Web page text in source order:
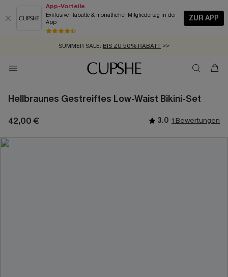
App-Vorteile
Exklusive Rabatte & monatlicher Mitgliedertag in der
App
ZUR APP
GRATIS MASSBAND MIT JEDEM SCHNELLVERSAND-ARTIKEL >>
SUMMER SALE: BIS ZU 50% RABATT >>
ZUM NEWSLETTER:BIS ZU -20% EXTRA ERHALTEN
KOSTENLOSER VERSAND AB 89 €
Hellbraunes Gestreiftes Low-Waist Bikini-Set
42,00 € 3.0 1 Bewertungen